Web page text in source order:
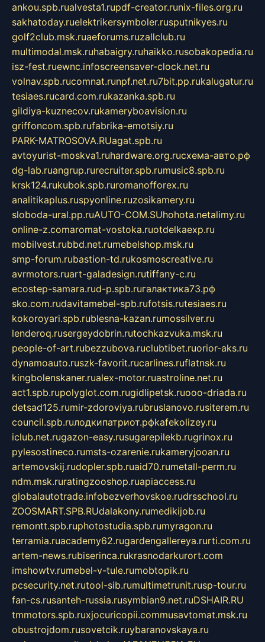
ankou.spb.rualvesta1.rupdf-creator.runix-files.org.ru
sakhatoday.ruelektrikersymboler.rusputnikyes.ru
golf2club.msk.ruaeforums.ruzallclub.ru
multimodal.msk.ruhabaigry.ruhaikko.rusobakopedia.ru
isz-fest.ruewnc.infoscreensaver-clock.net.ru
volnav.spb.rucomnat.runpf.net.ru7bit.pp.rukalugatur.ru
tesiaes.rucard.com.rukazanka.spb.ru
gildiya-kuznecov.rukameryboavision.ru
griffoncom.spb.rufabrika-emotsiy.ru
PARK-MATROSOVA.RUagat.spb.ru
avtoyurist-moskva1.ruhardware.org.ruсхема-авто.рф
dg-lab.ruangrup.rurecruiter.spb.rumusic8.spb.ru
krsk124.rukubok.spb.ruromanofforex.ru
analitikaplus.ruspyonline.ruzosikamery.ru
sloboda-ural.pp.ruAUTO-COM.SUhohota.netalimy.ru
online-z.comaromat-vostoka.ruotdelkaexp.ru
mobilvest.rubbd.net.rumebelshop.msk.ru
smp-forum.rubastion-td.rukosmoscreative.ru
avrmotors.ruart-galadesign.rutiffany-c.ru
ecostep-samara.rud-p.spb.ruгалактика73.рф
sko.com.rudavitamebel-spb.rufotsis.rutesiaes.ru
kokoroyari.spb.rublesna-kazan.rumossilver.ru
lenderoq.rusergeydobrin.rutochkazvuka.msk.ru
people-of-art.rubezzubova.ruclubtibet.ruorior-aks.ru
dynamoauto.ruszk-favorit.rucarlines.ruflatnsk.ru
kingbolenskaner.rualex-motor.ruastroline.net.ru
act1.spb.rupolyglot.com.rugidlipetsk.ruooo-driada.ru
detsad125.rumir-zdoroviya.rubruslanovo.rusiterem.ru
council.spb.ruлодкипатриот.рфkafekolizey.ru
iclub.net.rugazon-easy.rusugarepilekb.rugrinox.ru
pylesostineco.rumsts-ozarenie.rukameryjooan.ru
artemovskij.rudopler.spb.ruaid70.rumetall-perm.ru
ndm.msk.ruratingzooshop.ruapiaccess.ru
globalautotrade.infobezverhovskoe.rudrsschool.ru
ZOOSMART.SPB.RUdalakony.rumedikijob.ru
remontt.spb.ruphotostudia.spb.rumyragon.ru
terramia.ruacademy62.rugardengallereya.rurti.com.ru
artem-news.rubiserinca.rukrasnodarkurort.com
imshowtv.rumebel-v-tule.rumobtopik.ru
pcsecurity.net.rutool-sib.rumultimetrunit.rusp-tour.ru
fan-cs.rusanteh-russia.rusymbian9.net.ruDSHAIR.RU
tmmotors.spb.ruxjocuricopii.commusavtomat.msk.ru
obustrojdom.rusovetcik.ruybaranovskaya.ru